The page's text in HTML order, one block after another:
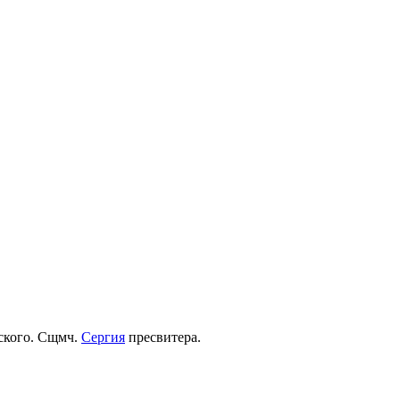
Сщмч. Сергия пресвитера.